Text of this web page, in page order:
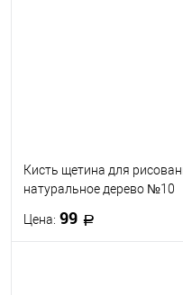
Кисть щетина для
натуральное дерево №10
Цена: 99